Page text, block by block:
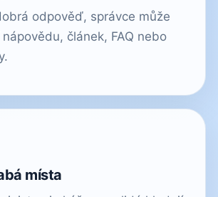
odpověď, správce může
článek, FAQ nebo
místa